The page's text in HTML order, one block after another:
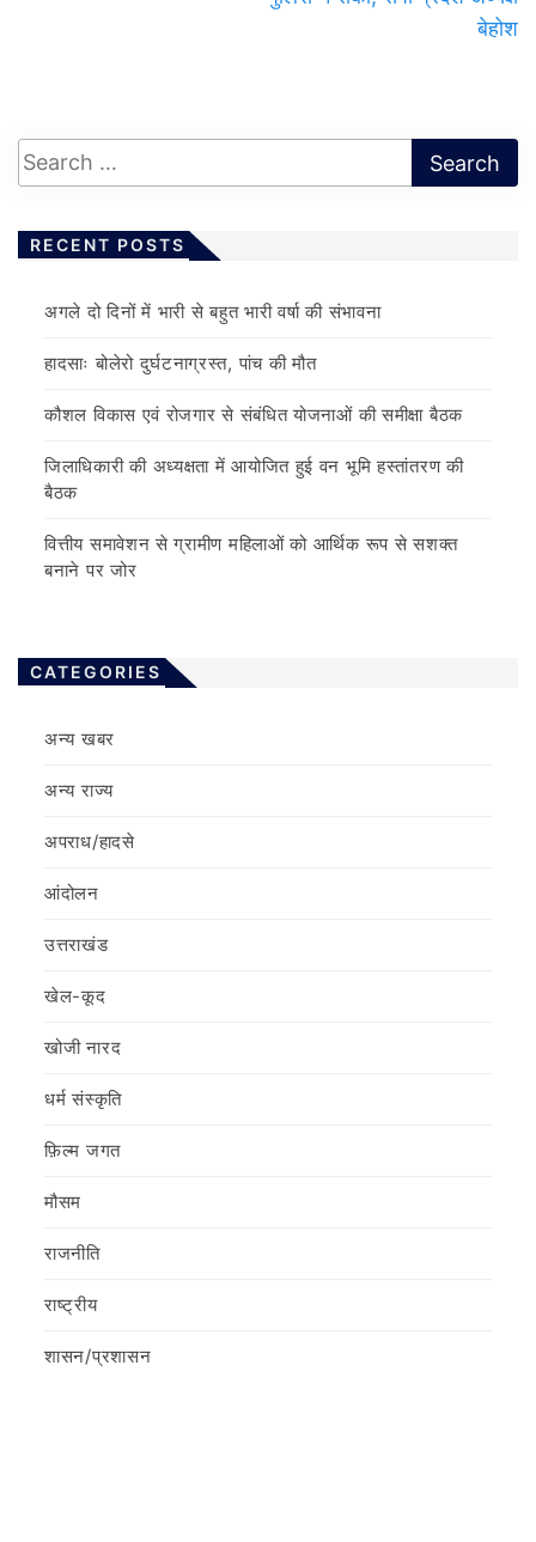
बेहोश
RECENT POSTS
अगले दो दिनों में भारी से बहुत भारी वर्षा की संभावना
हादसाः बोलेरो दुर्घटनाग्रस्त, पांच की मौत
कौशल विकास एवं रोजगार से संबंधित योजनाओं की समीक्षा बैठक
जिलाधिकारी की अध्यक्षता में आयोजित हुई वन भूमि हस्तांतरण की
बैठक
वित्तीय समावेशन से ग्रामीण महिलाओं को आर्थिक रूप से सशक्त
बनाने पर जोर
CATEGORIES
अन्य खबर
अन्य राज्य
अपराध/हादसे
आंदोलन
उत्तराखंड
खेल-कूद
खोजी नारद
धर्म संस्कृति
फ़िल्‍म जगत
मौसम
राजनीति
राष्ट्रीय
शासन/प्रशासन